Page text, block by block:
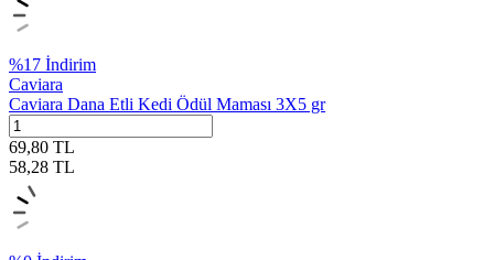
%17 İndirim
Caviara
Caviara Dana Etli Kedi Ödül Maması 3X5 gr
69,80 TL
58,28 TL